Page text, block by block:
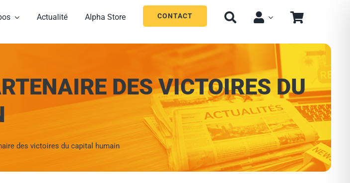
Actualité Alpha Store CONTACT
DES VICTOIRES DU
des victoires du capital humain